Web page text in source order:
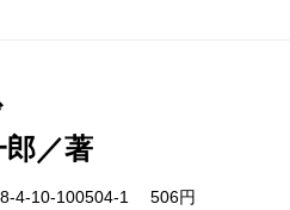
／著
4-10-100504-1 506円